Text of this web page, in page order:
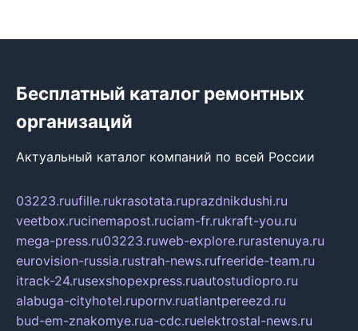
Бесплатный каталог ремонтных
организаций
Актуальный каталог компаний по всей России
03223.ruufille.rukrasotata.ruprazdnikdushi.ru
veetbox.rucinemapost.ruciam-fr.rukraft-you.ru
mega-press.ru03223.ruweb-explore.rurastenuya.ru
eurovision-russia.rustrah-news.rufreeride-team.ru
itrack-24.rusexshopexpress.ruautostudiopro.ru
alabuga-cityhotel.rupornv.ruatlantpereezd.ru
bud-em-znakomye.rua-cdc.ruelektrostal-news.ru